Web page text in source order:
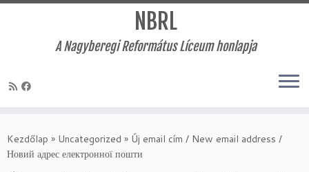
to
content
NBRL
A Nagyberegi Református Líceum honlapja
Kezdőlap » Uncategorized » Új email cím / New email address /
Новий адрес електронної пошти